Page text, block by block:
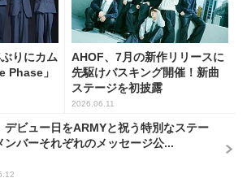
りにカム
Phase」
AHOF、7月の新作リリースに
先駆けバスキング開催！新曲
ステージを初披露
2026.06.11
デビュー日をARMYと祝う特別なステー
ンバーそれぞれのメッセージ公...